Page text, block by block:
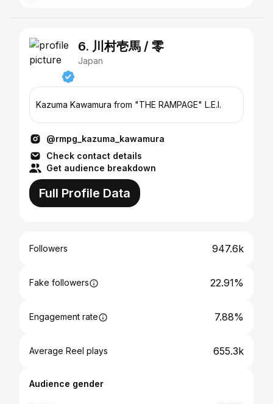
6. 川村壱馬 / 零
Japan
Kazuma Kawamura from "THE RAMPAGE" L.E.I.
@rmpg_kazuma_kawamura
Check contact details
Get audience breakdown
Full Profile Data
Followers 947.6k
Fake followers 22.91%
Engagement rate 7.88%
Average Reel plays 655.3k
Audience gender